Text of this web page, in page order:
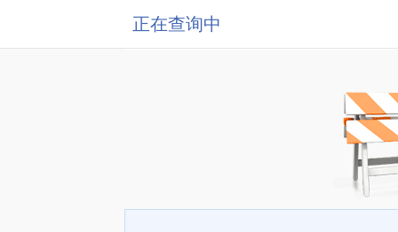
正在查询中